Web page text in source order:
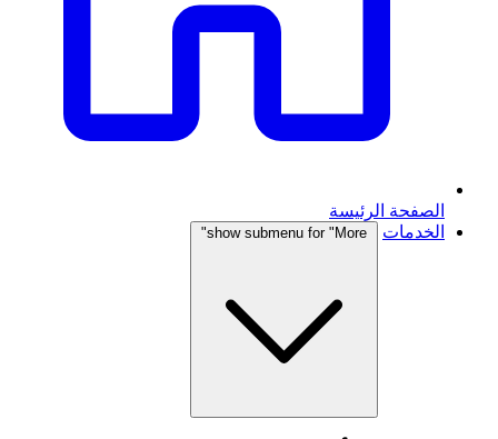
الصفحة الرئيسة
الخدمات
show submenu for "More"